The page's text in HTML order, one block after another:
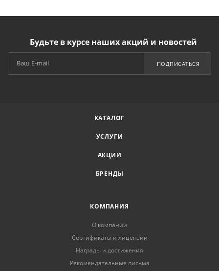
Будьте в курсе наших акций и новостей
ПОДПИСАТЬСЯ
КАТАЛОГ
УСЛУГИ
АКЦИИ
БРЕНДЫ
КОМПАНИЯ
О компании
Сертификаты и лицензии
Награды и достижения
Рекомендательные письма